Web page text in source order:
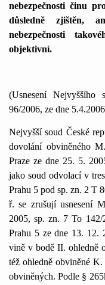
nebezpečnosti činu
důsledně zjištěn,
nebezpečnosti
objektivní.
(Usnesení
96/2006, ze dne
Nejvyšší soud České
dovolání obviněného
Praze ze dne 25. 5.
jako soud odvolací v
Prahu 5 pod sp. zn. 2 T
ř. se zrušují usnesení
2005, sp. zn. 7 To
Prahu 5 ze dne 13. 12.
vině v bodě II. ohledně
též ohledně obviněné
obviněných. Podle §